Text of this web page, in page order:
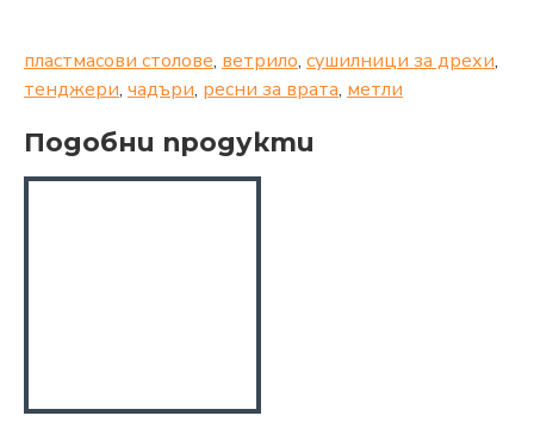
пластмасови столове, ветрило, сушилници за дрехи,
тенджери, чадъри, ресни за врата, метли
Подобни продукти